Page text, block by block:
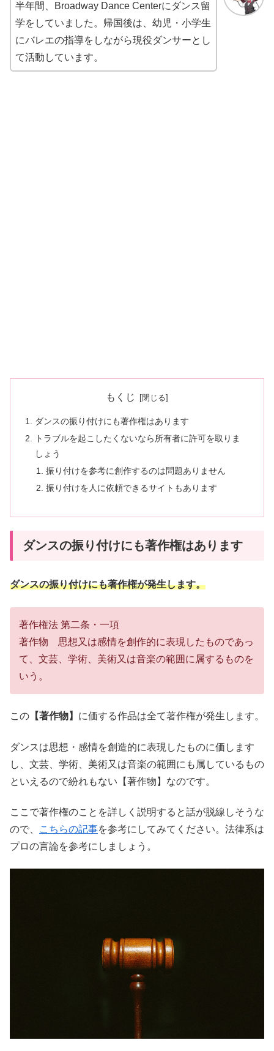
半年間、Broadway Dance Centerにダンス留
学をしていました。帰国後は、幼児・小学生
にバレエの指導をしながら現役ダンサーとし
て活動しています。
もくじ
ダンスの振り付けにも著作権はあります
トラブルを起こしたくないなら所有者に許可を取りま
しょう
振り付けを参考に創作するのは問題ありません
振り付けを人に依頼できるサイトもあります
ダンスの振り付けにも著作権はあります
ダンスの振り付けにも著作権が発生します。
著作権法 第二条・一項
著作物 思想又は感情を創作的に表現したものであっ
て、文芸、学術、美術又は音楽の範囲に属するものを
いう。
この 【著作物】 に価する作品は全て著作権が発生します。
ダンスは思想・感情を創造的に表現したものに価します
し、文芸、学術、美術又は音楽の範囲にも属しているもの
といえるので紛れもない【著作物】なのです。
ここで著作権のことを詳しく説明すると話が脱線しそうな
ので、
こちらの記事を参考にしてみてください。法律系は
プロの言論を参考にしましょう。